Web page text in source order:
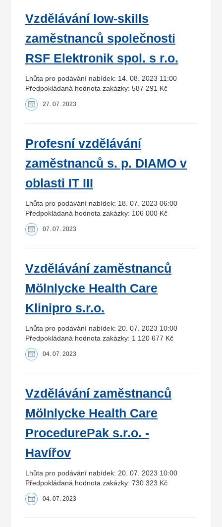
Vzdělávání low-skills
zaměstnanců společnosti
RSF Elektronik spol. s r.o.
Lhůta pro podávání nabídek: 14. 08. 2023 11:00
Předpokládaná hodnota zakázky: 587 291 Kč
27. 07. 2023
Profesní vzdělávání
zaměstnanců s. p. DIAMO v
oblasti IT III
Lhůta pro podávání nabídek: 18. 07. 2023 06:00
Předpokládaná hodnota zakázky: 106 000 Kč
07. 07. 2023
Vzdělávání zaměstnanců
Mölnlycke Health Care
Klinipro s.r.o.
Lhůta pro podávání nabídek: 20. 07. 2023 10:00
Předpokládaná hodnota zakázky: 1 120 677 Kč
04. 07. 2023
Vzdělávání zaměstnanců
Mölnlycke Health Care
ProcedurePak s.r.o. -
Havířov
Lhůta pro podávání nabídek: 20. 07. 2023 10:00
Předpokládaná hodnota zakázky: 730 323 Kč
04. 07. 2023